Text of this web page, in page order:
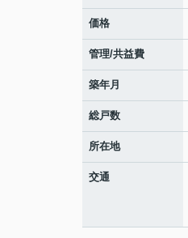
価格
管理/共益費
築年月
総戸数
所在地
交通